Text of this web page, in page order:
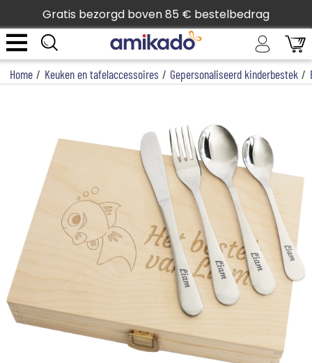
Gratis bezorgd boven 85 € bestelbedrag
Home / Keuken en tafelaccessoires / Gepersonaliseerd kinderbestek /